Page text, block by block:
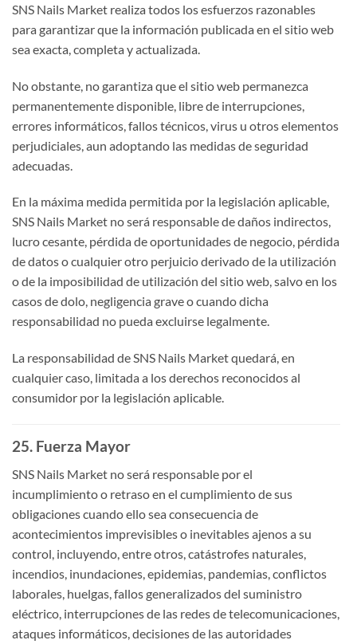
SNS Nails Market realiza todos los esfuerzos razonables
para garantizar que la información publicada en el sitio web
sea exacta, completa y actualizada.
No obstante, no garantiza que el sitio web permanezca
permanentemente disponible, libre de interrupciones,
errores informáticos, fallos técnicos, virus u otros elementos
perjudiciales, aun adoptando las medidas de seguridad
adecuadas.
En la máxima medida permitida por la legislación aplicable,
SNS Nails Market no será responsable de daños indirectos,
lucro cesante, pérdida de oportunidades de negocio, pérdida
de datos o cualquier otro perjuicio derivado de la utilización
o de la imposibilidad de utilización del sitio web, salvo en los
casos de dolo, negligencia grave o cuando dicha
responsabilidad no pueda excluirse legalmente.
La responsabilidad de SNS Nails Market quedará, en
cualquier caso, limitada a los derechos reconocidos al
consumidor por la legislación aplicable.
25. Fuerza Mayor
SNS Nails Market no será responsable por el
incumplimiento o retraso en el cumplimiento de sus
obligaciones cuando ello sea consecuencia de
acontecimientos imprevisibles o inevitables ajenos a su
control, incluyendo, entre otros, catástrofes naturales,
incendios, inundaciones, epidemias, pandemias, conflictos
laborales, huelgas, fallos generalizados del suministro
eléctrico, interrupciones de las redes de telecomunicaciones,
ataques informáticos, decisiones de las autoridades